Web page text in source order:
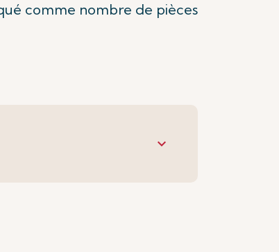
comme nombre de pièces
keyboard_arrow_down